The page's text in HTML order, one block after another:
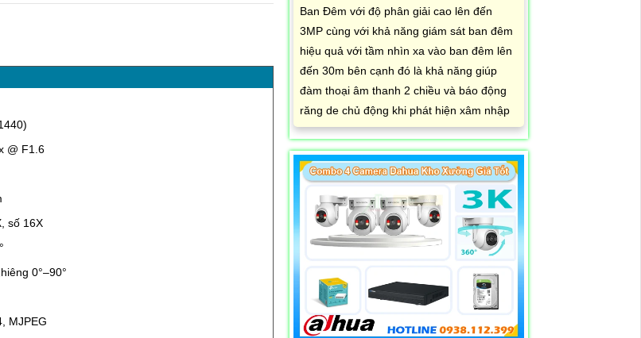
@ F1.6
số 16X
0°–90°
MJPEG
Ban Đêm với độ phân giải cao lên đến
3MP cùng với khả năng giám sát ban đêm
hiệu quả với tầm nhìn xa vào ban đêm lên
đến 30m bên cạnh đó là khả năng giúp
đàm thoại âm thanh 2 chiều và báo động
răng de chủ động khi phát hiện xâm nhập